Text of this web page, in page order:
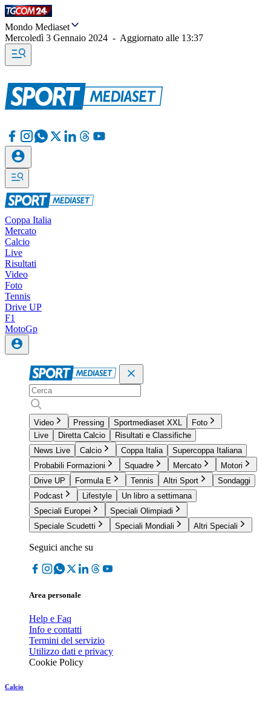
Mondo Mediaset
Mercoledì 3 Gennaio 2024 - Aggiornato alle 13:37
Coppa Italia
Mercato
Calcio
Live
Risultati
Video
Foto
Tennis
Drive UP
F1
MotoGp
Video Pressing Sportmediaset XXL
Foto
Live
Diretta Calcio
Risultati e Classifiche
News Live
Calcio Coppa Italia
Supercoppa Italiana
Probabili Formazioni
Squadre Mercato
Motori
Drive UP
Formula E Tennis Altri Sport
Sondaggi
Podcast
Lifestyle
Un libro a settimana
Speciali Europei
Speciali Olimpiadi
Speciale Scudetti
Speciali Mondiali Altri Speciali
Seguici anche su
Area personale
Help e Faq
Info e contatti
Termini del servizio
Utilizzo dati e privacy
Cookie Policy
Calcio